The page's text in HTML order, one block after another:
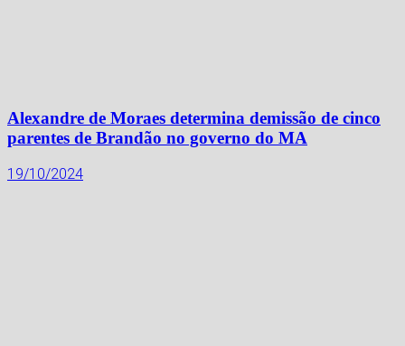
Alexandre de Moraes determina demissão de cinco
parentes de Brandão no governo do MA
19/10/2024